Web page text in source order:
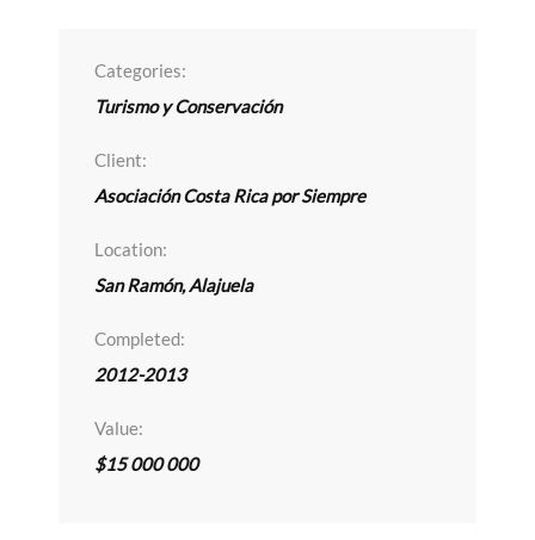
Categories:
Turismo y Conservación
Client:
Asociación Costa Rica por Siempre
Location:
San Ramón, Alajuela
Completed:
2012-2013
Value:
$15 000 000